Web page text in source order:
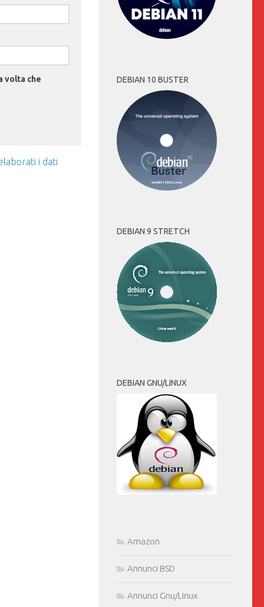
volta che
i dati
DEBIAN 10 BUSTER
DEBIAN 9 STRETCH
DEBIAN GNU/LINUX
Amazon
Annunci BSD
Annunci Gnu/Linux